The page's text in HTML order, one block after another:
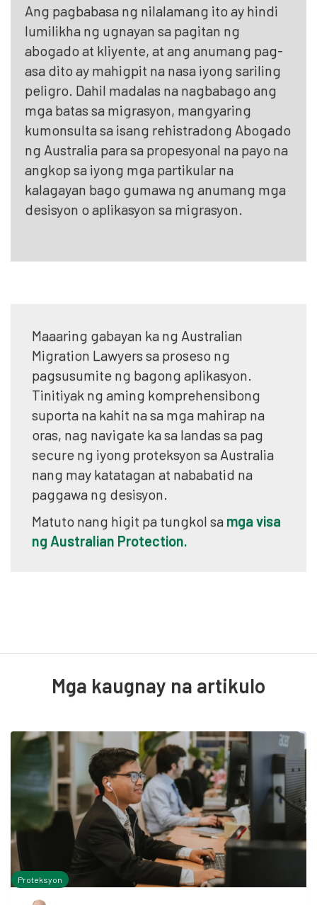
Ang pagbabasa ng nilalamang ito ay hindi
lumilikha ng ugnayan sa pagitan ng
abogado at kliyente, at ang anumang pag-
asa dito ay mahigpit na nasa iyong sariling
peligro. Dahil madalas na nagbabago ang
mga batas sa migrasyon, mangyaring
kumonsulta sa isang rehistradong Abogado
ng Australia para sa propesyonal na payo na
angkop sa iyong mga partikular na
kalagayan bago gumawa ng anumang mga
desisyon o aplikasyon sa migrasyon.
Maaaring gabayan ka ng Australian
Migration Lawyers sa proseso ng
pagsusumite ng bagong aplikasyon.
Tinitiyak ng aming komprehensibong
suporta na kahit na sa mga mahirap na
oras, nag navigate ka sa landas sa pag
secure ng iyong proteksyon sa Australia
nang may katatagan at nababatid na
paggawa ng desisyon.
Matuto nang higit pa tungkol sa mga visa
ng Australian Protection.
Mga kaugnay na artikulo
Proteksyon